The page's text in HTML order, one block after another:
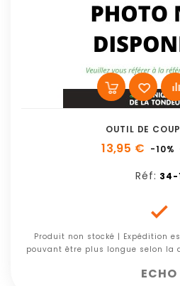
OUTIL DE
13,95 € -10%
Réf: 34-

Produit non stocké | Expédition
pouvant être plus longue selon la
ECHO